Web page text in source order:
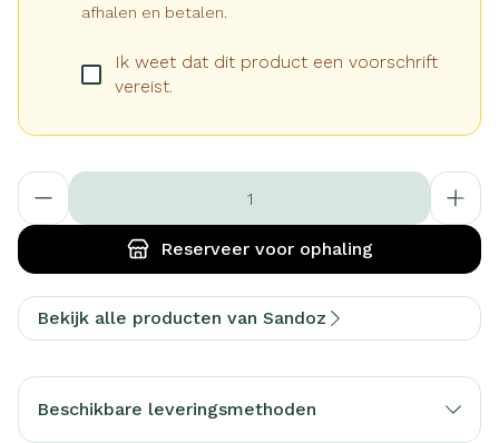
afhalen en betalen.
Ik weet dat dit product een voorschrift
vereist.
Aantal
Reserveervoor ophaling
Bekijk alle producten van Sandoz
Beschikbare leveringsmethoden